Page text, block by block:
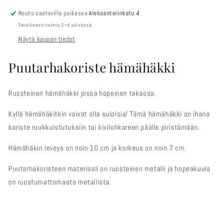
Nouto saatavilla paikassaAleksanterinkatu 4
Tavallisesti valmis 2–4 päivässä
Näytä kaupan tiedot
Puutarhakoriste hämähäkki
Ruosteinen hämähäkki jossa hopeinen takaosa.
Kyllä hämähäkitkin voivat olla suloisia! Tämä hämähäkki on ihana
koriste ruukkuistutuksiin tai kivilohkareen päälle piristämään.
Hämähäkin leveys on noin 10 cm ja korkeus on noin 7 cm.
Puutarhakoristeen materiaali on ruosteinen metalli ja hopeakuula
on ruostumattomasta metallista.